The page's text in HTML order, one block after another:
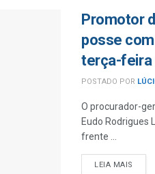
Promotor
posse
terça-feira
POSTADO POR
O procurador-
Eudo Rodrigues
frente ...
LEIA MAIS